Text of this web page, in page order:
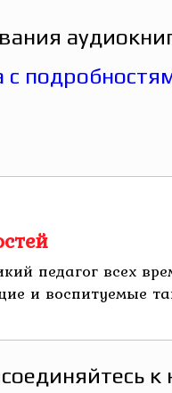
педагог всех
и воспитуемые
к